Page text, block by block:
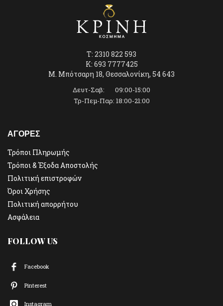
T: 2310 822 593
K: 693 7777425
Μ. Μπότσαρη 18, Θεσσαλονίκη, 54 643
Δευτ-Σαβ: 09:00-15:00
Τρ-Πεμ-Παρ: 18:00-21:00
ΑΓΟΡΕΣ
Τρόποι Πληρωμής
Τρόποι & Έξοδα Αποστολής
Πολιτική επιστροφών
Όροι Χρήσης
Πολιτική απορρήτου
Ασφάλεια
FOLLOW US
Facebook
Pinterest
Instagram